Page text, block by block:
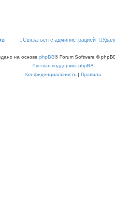
Связаться с администрацией
на основе phpBB® Forum Software ©
Русская поддержка phpBB
Конфиденциальность | Правила